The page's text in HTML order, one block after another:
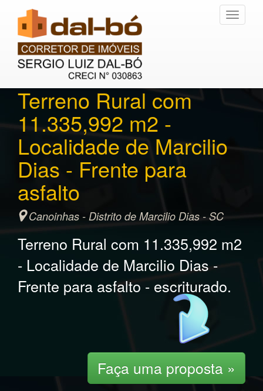
Toggle
Terreno Rural com
11.335,992 m2 -
Localidade de Marcilio
Dias - Frente para
asfalto
Canoinhas - Distrito de Marcilio Dias - SC
Terreno Rural com 11.335,992 m2
- Localidade de Marcilio Dias -
Frente para asfalto - escriturado.
Faça uma proposta »